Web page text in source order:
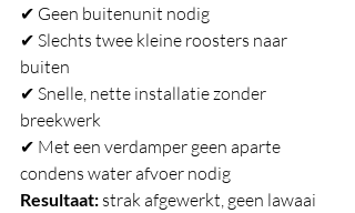
✔ Geen buitenunit nodig
✔ Slechts twee kleine roosters naar
buiten
✔ Snelle, nette installatie zonder
breekwerk
✔ Met een verdamper geen aparte
condens water afvoer nodig
Resultaat: strak afgewerkt, geen lawaai